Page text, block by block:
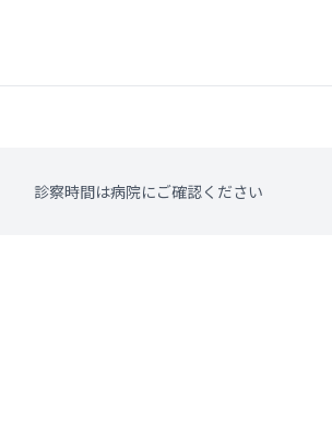
診察時間は病院にご確認ください